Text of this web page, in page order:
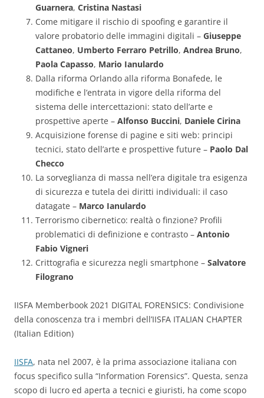
Guarnera, Cristina Nastasi
Come mitigare il rischio di spoofing e garantire il
valore probatorio delle immagini digitali – Giuseppe
Cattaneo, Umberto Ferraro Petrillo, Andrea Bruno,
Paola Capasso, Mario Ianulardo
Dalla riforma Orlando alla riforma Bonafede, le
modifiche e l’entrata in vigore della riforma del
sistema delle intercettazioni: stato dell’arte e
prospettive aperte – Alfonso Buccini, Daniele Cirina
Acquisizione forense di pagine e siti web: principi
tecnici, stato dell’arte e prospettive future – Paolo Dal
Checco
La sorveglianza di massa nell’era digitale tra esigenza
di sicurezza e tutela dei diritti individuali: il caso
datagate – Marco Ianulardo
Terrorismo cibernetico: realtà o finzione? Profili
problematici di definizione e contrasto – Antonio
Fabio Vigneri
Crittografia e sicurezza negli smartphone – Salvatore
Filograno
IISFA Memberbook 2021 DIGITAL FORENSICS: Condivisione
della conoscenza tra i membri dell’IISFA ITALIAN CHAPTER
(Italian Edition)
IISFA, nata nel 2007, è la prima associazione italiana con
focus specifico sulla “Information Forensics”. Questa, senza
scopo di lucro ed aperta a tecnici e giuristi, ha come scopo